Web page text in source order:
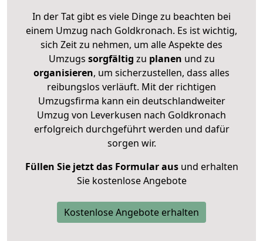
In der Tat gibt es viele Dinge zu beachten bei
einem Umzug nach Goldkronach. Es ist wichtig,
sich Zeit zu nehmen, um alle Aspekte des
Umzugs sorgfältig zu planen und zu
organisieren, um sicherzustellen, dass alles
reibungslos verläuft. Mit der richtigen
Umzugsfirma kann ein deutschlandweiter
Umzug von Leverkusen nach Goldkronach
erfolgreich durchgeführt werden und dafür
sorgen wir.
Füllen Sie jetzt das Formular ausund erhalten
Sie kostenlose Angebote
Kostenlose Angebote erhalten